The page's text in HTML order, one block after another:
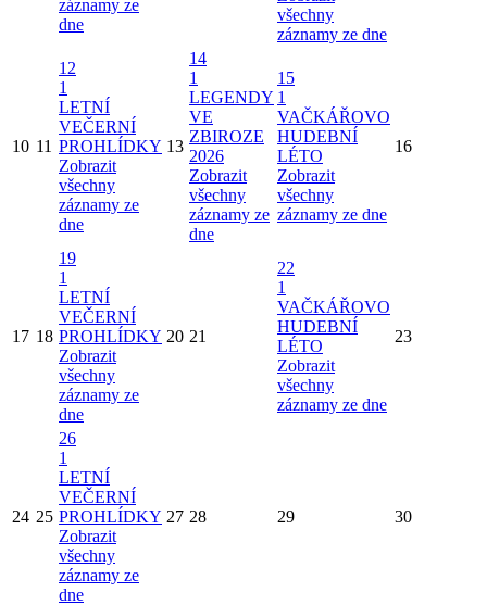
záznamy ze
dne
všechny
záznamy ze dne
10 11
12
1
LETNÍ
VEČERNÍ
PROHLÍDKY
Zobrazit
všechny
záznamy ze
dne
13
14
1
LEGENDY
VE
ZBIROZE
2026
Zobrazit
všechny
záznamy ze
dne
15
1
VAČKÁŘOVO
HUDEBNÍ
LÉTO
Zobrazit
všechny
záznamy ze dne
16
17 18
19
1
LETNÍ
VEČERNÍ
PROHLÍDKY
Zobrazit
všechny
záznamy ze
dne
20 21
22
1
VAČKÁŘOVO
HUDEBNÍ
LÉTO
Zobrazit
všechny
záznamy ze dne
23
24 25
26
1
LETNÍ
VEČERNÍ
PROHLÍDKY
Zobrazit
všechny
záznamy ze
dne
27 28 29 30